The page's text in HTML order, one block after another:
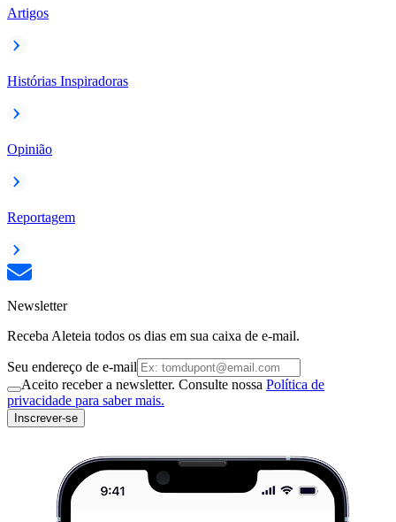
Artigos
Histórias Inspiradoras
Opinião
Reportagem
Newsletter
Receba Aleteia todos os dias em sua caixa de e-mail.
Seu endereço de e-mail
Aceito receber a newsletter. Consulte nossa Política de
privacidade para saber mais.
Inscrever-se